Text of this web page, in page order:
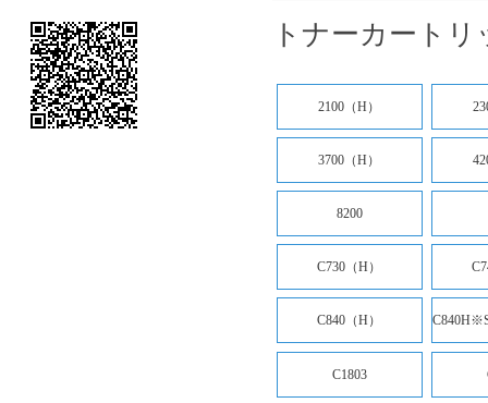
トナーカートリ
2100（H）
3700（H）
8200
C730（H）
C840（H）
C1803